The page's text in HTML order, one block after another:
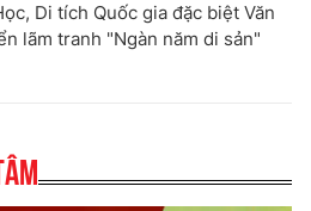
Di tích Quốc gia đặc biệt Văn
lãm tranh "Ngàn năm di sản"